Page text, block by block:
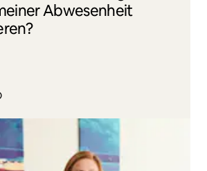
Abwesenheit